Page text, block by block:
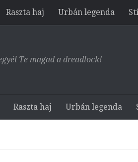
Raszta haj Urbán legenda
Te magad a dreadlock!
Raszta haj Urbán legenda